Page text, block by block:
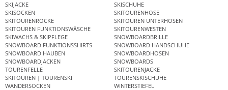
SKIJACKE
SKISCHUHE
SKISOCKEN
SKITOURENHOSE
SKITOURENRÖCKE
SKITOUREN UNTERHOSEN
SKITOUREN FUNKTIONSWÄSCHE
SKITOURENWESTEN
SKIWACHS & SKIPFLEGE
SNOWBOARDBRILLE
SNOWBOARD FUNKTIONSSHIRTS
SNOWBOARD HANDSCHUHE
SNOWBOARD HAUBEN
SNOWBOARDHOSEN
SNOWBOARDJACKEN
SNOWBOARDS
TOURENFELLE
SKITOURENJACKE
SKITOUREN | TOURENSKI
TOURENSKISCHUHE
WANDERSOCKEN
WINTERSTIEFEL